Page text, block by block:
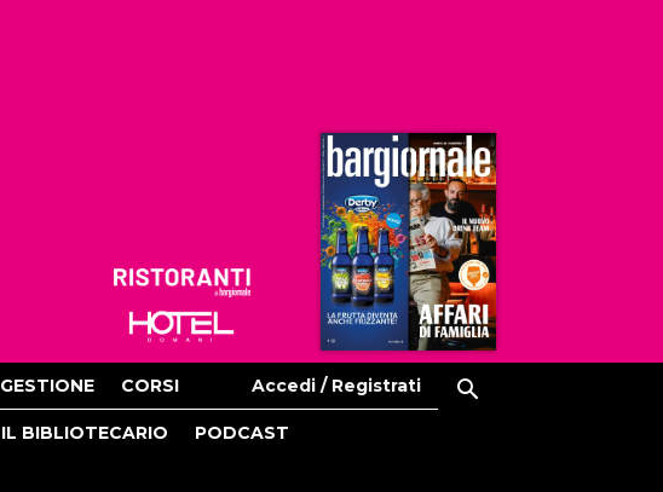
Ristoranti
Hoteldomani
GESTIONE CORSI Accedi / Registrati
IL BIBLIOTECARIO PODCAST